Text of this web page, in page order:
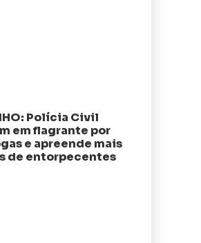
Polícia Civil
em flagrante por
e apreende mais
de entorpecentes